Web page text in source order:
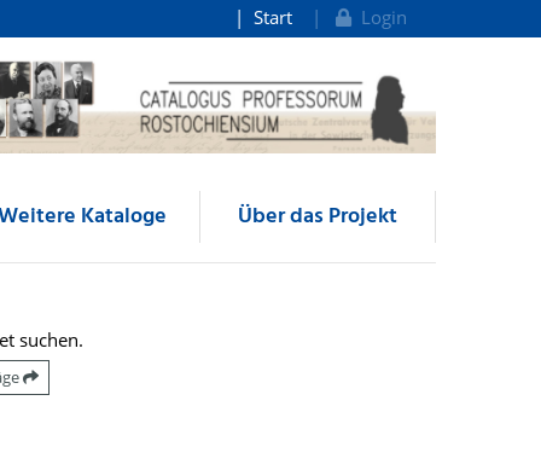
Start Login
Kataloge Über das Projekt
suchen.